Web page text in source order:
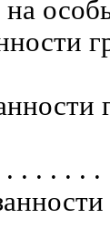
. . . . .